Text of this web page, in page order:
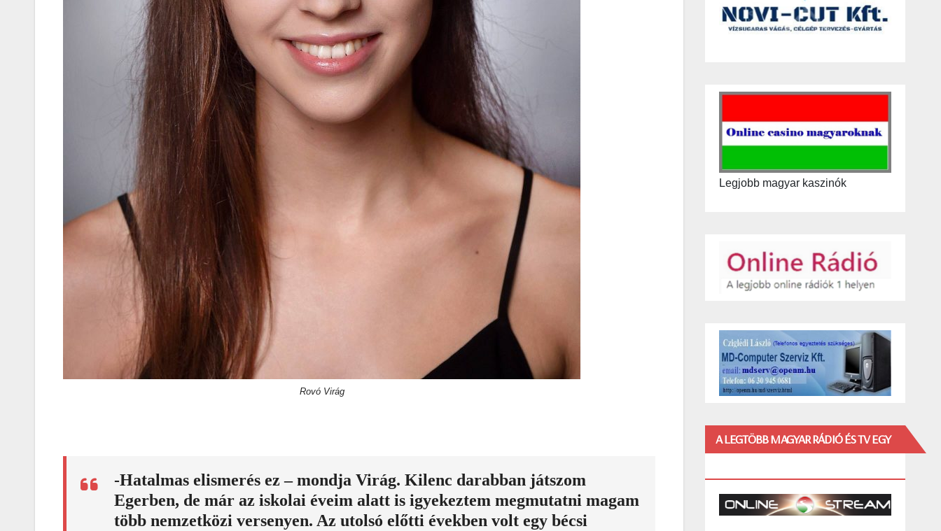
Rovó Virág
-Hatalmas elismerés ez – mondja Virág. Kilenc darabban játszom
Egerben, de már az iskolai éveim alatt is igyekeztem megmutatni magam
több nemzetközi versenyen. Az utolsó előtti években volt egy bécsi
Legjobb magyar kaszinók
A LEGTÖBB MAGYAR RÁDIÓ ÉS TV EGY